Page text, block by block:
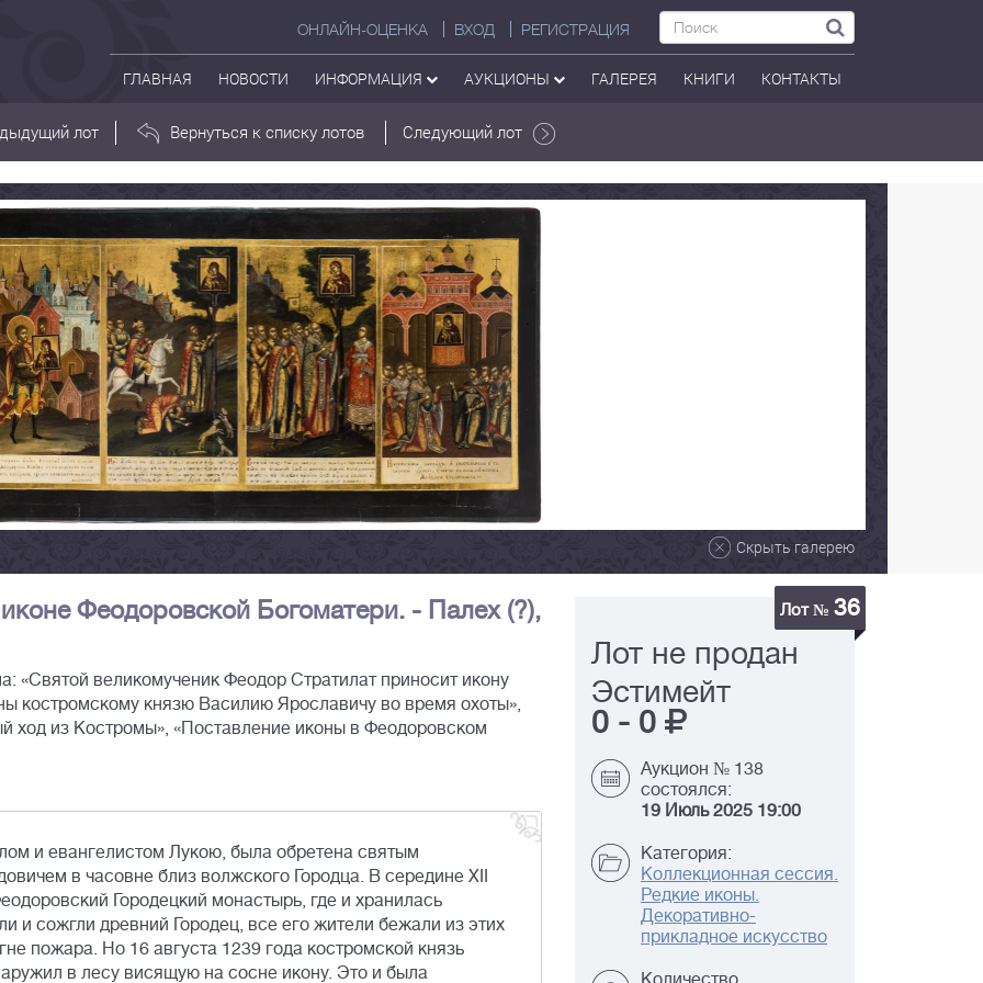
ОНЛАЙН-ОЦЕНКА ВХОД РЕГИСТРАЦИЯ
ГЛАВНАЯ НОВОСТИ ИНФОРМАЦИЯ АУКЦИОНЫ ГАЛЕРЕЯ КНИГИ КОНТАКТЫ
лот Вернуться к списку лотов Следующий лот
Скрыть галерею
Феодоровской Богоматери. - Палех (?),
«Святой великомученик Феодор Стратилат приносит икону
костромскому князю Василию Ярославичу во время охоты»,
ход из Костромы», «Поставление иконы в Феодоровском
и евангелистом Лукою, была обретена святым
в часовне близ волжского Городца. В середине XII
Городецкий монастырь, где и хранилась
и сожгли древний Городец, все его жители бежали из этих
пожара. Но 16 августа 1239 года костромской князь
в лесу висящую на сосне икону. Это и была
Лот № 36
Лот не продан
Эстимейт
0 - 0
Аукцион № 138
состоялся:
19 Июль 2025 19:00
Категория:
Коллекционная сессия.
Редкие иконы.
Декоративно-
прикладное искусство